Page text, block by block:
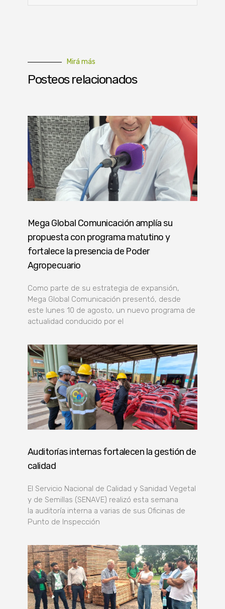
Mirá más
Posteos relacionados
Mega Global Comunicación amplía su
propuesta con programa matutino y
fortalece la presencia de Poder
Agropecuario
Como parte de su estrategia de expansión,
Mega Global Comunicación presentó, desde
este lunes 10 de agosto, un nuevo programa de
actualidad conducido por el
Auditorías internas fortalecen la gestión de
calidad
El Servicio Nacional de Calidad y Sanidad Vegetal
y de Semillas (SENAVE) realizó esta semana
la auditoría interna a varias de sus Oficinas de
Punto de Inspección